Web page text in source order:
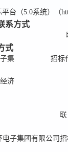
台（5.0系统）（
系方式
式
集
招标
济
子集团有限公司